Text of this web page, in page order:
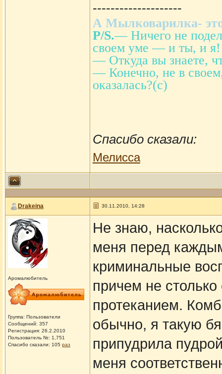
--------------------
А Мылковарилка-
P/S.— Ничего не
своем уме — и ты, и я!
— Откуда вы знаете,
— Конечно, не в
оказалась?(с)
Спасибо сказали:
Мелисса
Drakeina 30.11.2010, 14:28
Аромалюбитель
Группа: Пользователи
Сообщений: 357
Регистрация: 26.2.2010
Пользователь №: 1,751
Спасибо сказали: 105 раз
Не знаю,
меня перед
криминальные
причем не
протеканием.
обычно, я такую
припудрила
меня